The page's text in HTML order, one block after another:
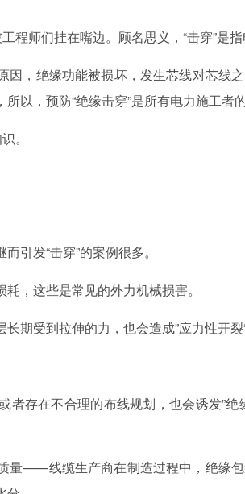
师们挂在嘴边。顾名思义，“击穿”是指
，绝缘功能被损坏，发生芯线对芯线
以，预防“绝缘击穿”是所有电力施工者的
。
发“击穿”的案例很多。
，这些是常见的外力机械损害。
受到拉伸的力，也会造成”应力性开裂“
存在不合理的布线规划，也会诱发”绝
——线缆生产商在制造过程中，绝缘包